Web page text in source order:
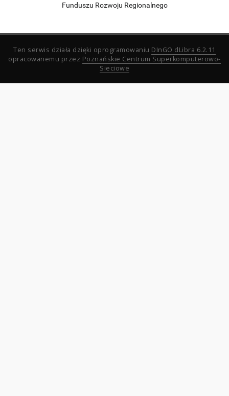
Funduszu Rozwoju Regionalnego
Ten serwis działa dzięki oprogramowaniu DInGO dLibra 6.2.11
opracowanemu przez Poznańskie Centrum Superkomputerowo-
Sieciowe